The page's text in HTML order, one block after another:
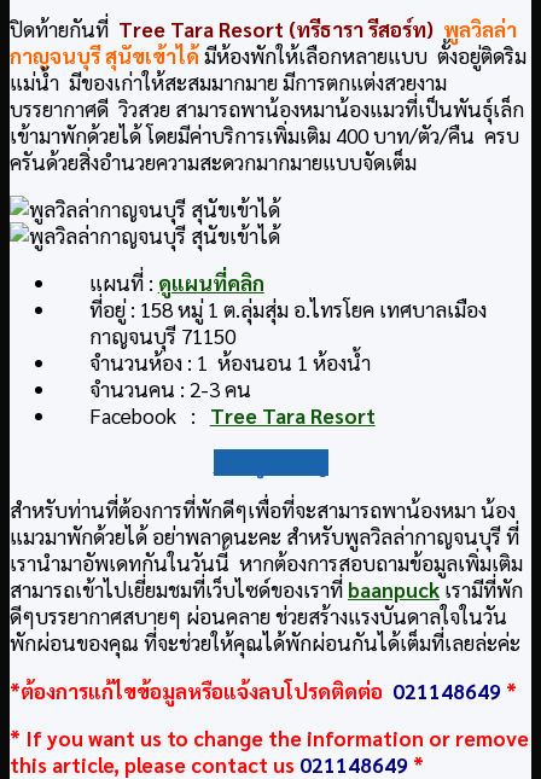
ปิดท้ายกันที่ Tree Tara Resort (ทรีธารา รีสอร์ท) พูลวิลล่า
กาญจนบุรี สุนัขเข้าได้มีห้องพักให้เลือกหลายแบบ ตั้งอยู่ติดริม
แม่น้ำ มีของเก่าให้สะสมมากมาย มีการตกแต่งสวยงาม
บรรยากาศดี วิวสวย สามารถพาน้องหมาน้องแมวที่เป็นพันธุ์เล็ก
เข้ามาพักด้วยได้ โดยมีค่าบริการเพิ่มเติม 400 บาท/ตัว/คืน ครบ
ครันด้วยสิ่งอำนวยความสะดวกมากมายแบบจัดเต็ม
แผนที่ : ดูแผนที่คลิก
ที่อยู่ : 158 หมู่ 1 ต.ลุ่มสุ่ม อ.ไทรโยค เทศบาลเมือง
กาญจนบุรี 71150
จำนวนห้อง : 1 ห้องนอน 1 ห้องน้ำ
จำนวนคน : 2-3 คน
Facebook :
Tree Tara Resort
สำหรับท่านที่ต้องการที่พักดีๆเพื่อที่จะสามารถพาน้องหมา น้อง
แมวมาพักด้วยได้ อย่าพลาดนะคะ สำหรับพูลวิลล่ากาญจนบุรี ที่
เรานำมาอัพเดทกันในวันนี้ หากต้องการสอบถามข้อมูลเพิ่มเติม
สามารถเข้าไปเยี่ยมชมที่เว็บไซด์ของเราที่ baanpuck เรามีที่พัก
ดีๆบรรยากาศสบายๆ ผ่อนคลาย ช่วยสร้างแรงบันดาลใจในวัน
พักผ่อนของคุณ ที่จะช่วยให้คุณได้พักผ่อนกันได้เต็มที่เลยล่ะค่ะ
*ต้องการแก้ไขข้อมูลหรือแจ้งลบโปรดติดต่อ 021148649 *
* If you want us to change the information or remove
this article, please contact us 021148649 *